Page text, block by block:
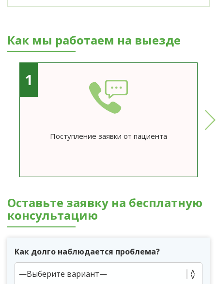
Как мы работаем на выезде
1
Поступление заявки от пациента
Оставьте заявку на бесплатную
консультацию
Как долго наблюдается проблема?